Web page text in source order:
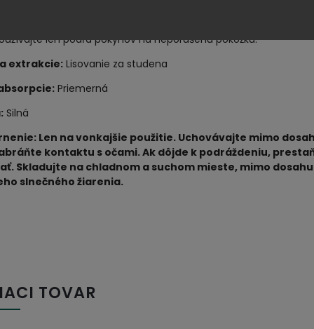
len podľa pokynov na neporušenú pokožku.
extrakcie: Lisovanie za studena
Priemerná
: Silná
Len na vonkajšie použitie. Uchovávajte mimo
kontaktu s očami. Ak dôjde k podráždeniu,
Skladujte na chladnom a suchom mieste, mimo dosahu
slnečného žiarenia.
TOVAR